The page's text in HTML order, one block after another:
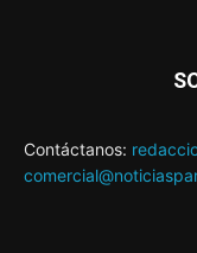
Contáctanos: